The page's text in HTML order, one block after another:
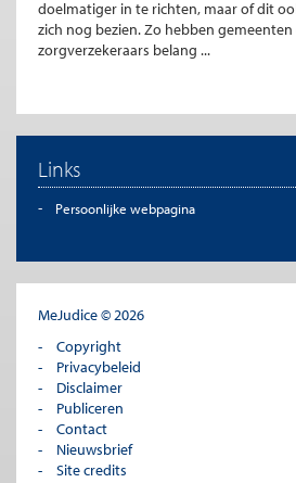
doelmatiger in te richten, maar of dit
zich nog bezien. Zo hebben
zorgverzekeraars belang ...
Links
Persoonlijke webpagina
MeJudice © 2026
Copyright
Privacybeleid
Disclaimer
Publiceren
Contact
Nieuwsbrief
Site credits